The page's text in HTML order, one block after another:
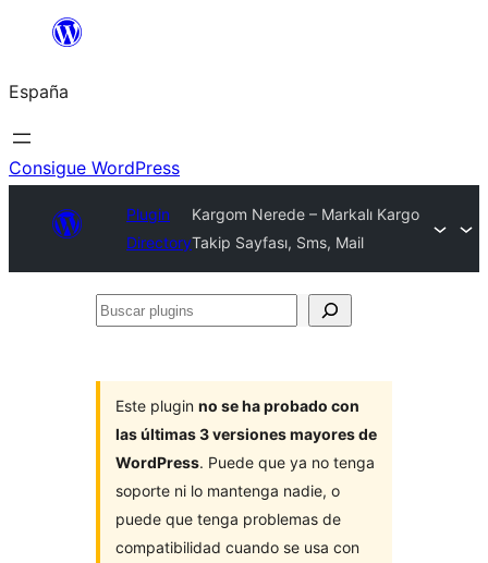
Saltar
contenido
España
Consigue WordPress
Plugin
Directory
Kargom Nerede – Markalı Kargo
Takip Sayfası, Sms, Mail
Buscar
Este plugin no se ha probado con
las últimas 3 versiones mayores de
WordPress. Puede que ya no tenga
soporte ni lo mantenga nadie, o
puede que tenga problemas de
compatibilidad cuando se usa con